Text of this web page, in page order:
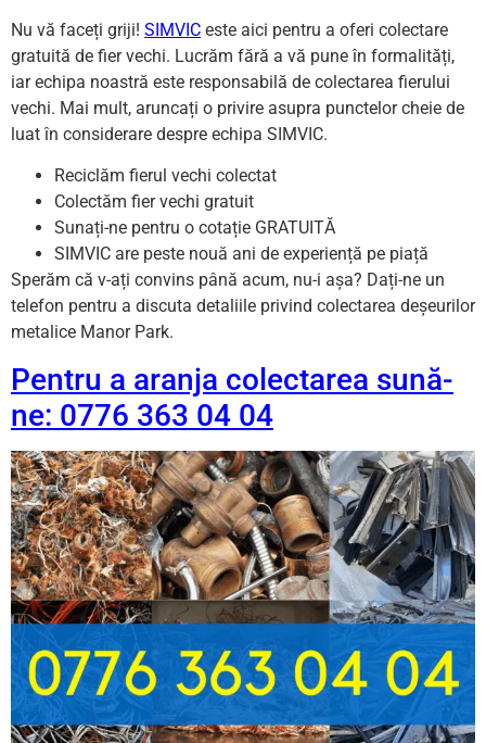
Nu vă faceți griji! SIMVIC este aici pentru a oferi colectare
gratuită de fier vechi. Lucrăm fără a vă pune în formalități,
iar echipa noastră este responsabilă de colectarea fierului
vechi. Mai mult, aruncați o privire asupra punctelor cheie de
luat în considerare despre echipa SIMVIC.
Reciclăm fierul vechi colectat
Colectăm fier vechi gratuit
Sunați-ne pentru o cotație GRATUITĂ
SIMVIC are peste nouă ani de experiență pe piață
Sperăm că v-ați convins până acum, nu-i așa? Dați-ne un
telefon pentru a discuta detaliile privind colectarea deșeurilor
metalice Manor Park.
Pentru a aranja colectarea sună-
ne: 0776 363 04 04